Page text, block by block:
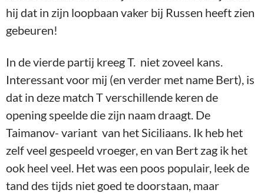
hij dat in zijn loopbaan vaker bij Russen heeft zien
gebeuren!
In de vierde partij kreeg T. niet zoveel kans.
Interessant voor mij (en verder met name Bert), is
dat in deze match T verschillende keren de
opening speelde die zijn naam draagt. De
Taimanov- variant van het Siciliaans. Ik heb het
zelf veel gespeeld vroeger, en van Bert zag ik het
ook heel veel. Het was een poos populair, leek de
tand des tijds niet goed te doorstaan, maar